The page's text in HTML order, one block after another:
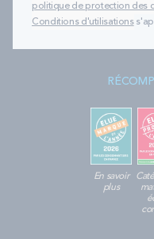
politique de protection des
Conditions d'utilisations
En savoir
plus